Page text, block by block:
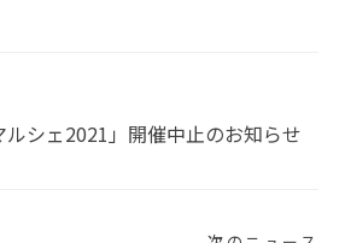
ルシェ2021」開催中止のお知らせ